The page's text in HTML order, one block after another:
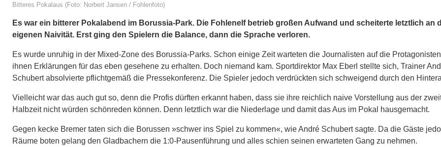
Bitteres Pokalaus (Foto: Norbert Jansen / Fohlenfoto)
Es war ein bitterer Pokalabend im Borussia-Park. Die Fohlenelf betrieb großen Aufwand und scheiterte letztlich an
eigenen Naivität. Erst ging den Spielern die Balance, dann die Sprache verloren.
Es wurde unruhig in der Mixed-Zone des Borussia-Parks. Schon einige Zeit warteten die Journalisten auf die
ihnen Erklärungen für das eben gesehene zu erhalten. Doch niemand kam. Sportdirektor Max Eberl stellte sich, Trainer
Schubert absolvierte pflichtgemäß die Pressekonferenz. Die Spieler jedoch verdrückten sich schweigend durch den
Vielleicht war das auch gut so, denn die Profis dürften erkannt haben, dass sie ihre reichlich naive Vorstellung aus der
Halbzeit nicht würden schönreden können. Denn letztlich war die Niederlage und damit das Aus im Pokal hausgemacht.
Gegen kecke Bremer taten sich die Borussen »schwer ins Spiel zu kommen«, wie André Schubert sagte. Da die Gäste
Räume boten gelang den Gladbachern die 1:0-Pausenführung und alles schien seinen erwarteten Gang zu nehmen.